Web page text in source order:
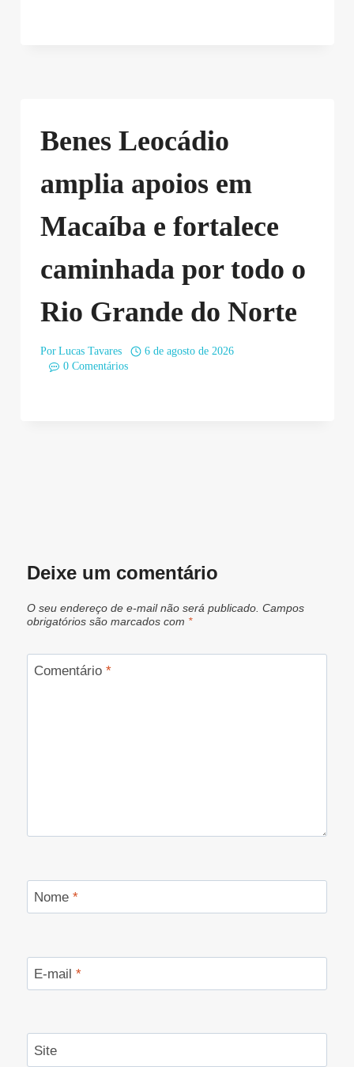
Benes Leocádio
amplia apoios em
Macaíba e fortalece
caminhada por todo o
Rio Grande do Norte
Por Lucas Tavares
6 de agosto de 2026
0 Comentários
Deixe um comentário
O seu endereço de e-mail não será publicado. Campos
obrigatórios são marcados com *
Comentário *
Nome *
E-mail *
Site